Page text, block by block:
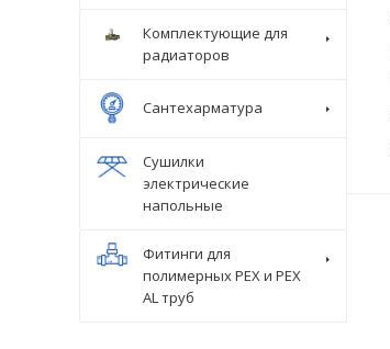
Комплектующие для
радиаторов
Сантехарматура
Сушилки
электрические
напольные
Фитинги для
полимерных PEX и PEX
AL труб